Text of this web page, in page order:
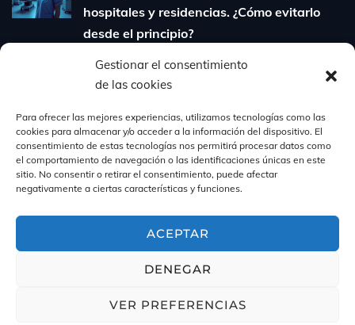
Gestionar el consentimiento
de las cookies
Para ofrecer las mejores experiencias, utilizamos tecnologías como las
cookies para almacenar y/o acceder a la información del dispositivo. El
consentimiento de estas tecnologías nos permitirá procesar datos como
el comportamiento de navegación o las identificaciones únicas en este
sitio. No consentir o retirar el consentimiento, puede afectar
negativamente a ciertas características y funciones.
ACEPTAR
DENEGAR
VER PREFERENCIAS
hospitales y residencias. ¿Cómo evitarlo
desde el principio?
Cómo contratar personal sanitario
cualificado sin perder tiempo ni dinero:
guía para clínicas y residencias
31 de julio de 2025